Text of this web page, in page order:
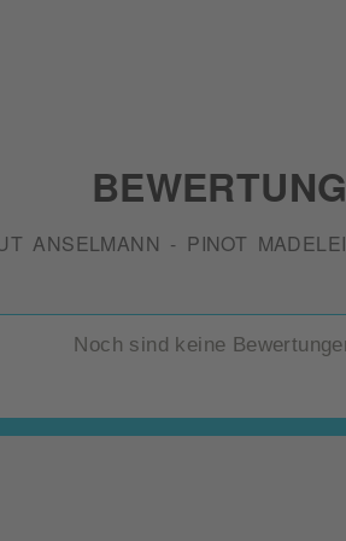
ANSELMANN - PINOT
Noch sind keine